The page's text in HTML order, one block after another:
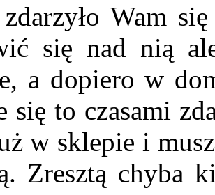
Wam
się nad nią
a dopiero w
się to czasami
w sklepie i
Zresztą chyba